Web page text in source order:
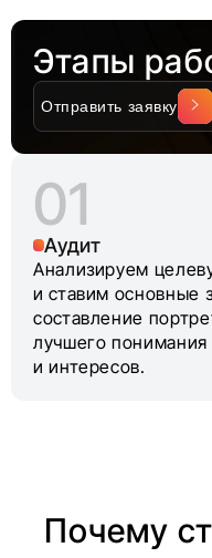
Этапы
Отправить заявку
Аудит
Анализируем
и ставим основные
составление
лучшего понимания
и интересов.
Почему